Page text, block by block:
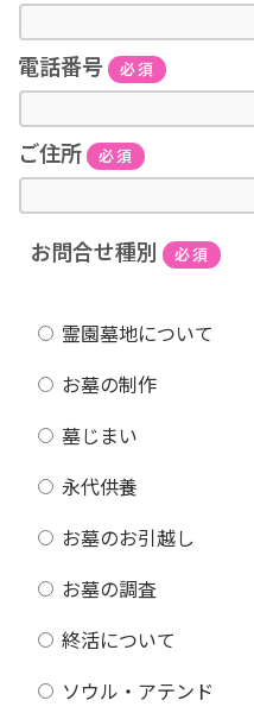
電話番号 必須
ご住所 必須
お問合せ種別 必須
霊園墓地について
お墓の制作
墓じまい
永代供養
お墓のお引越し
お墓の調査
終活について
ソウル・アテンド